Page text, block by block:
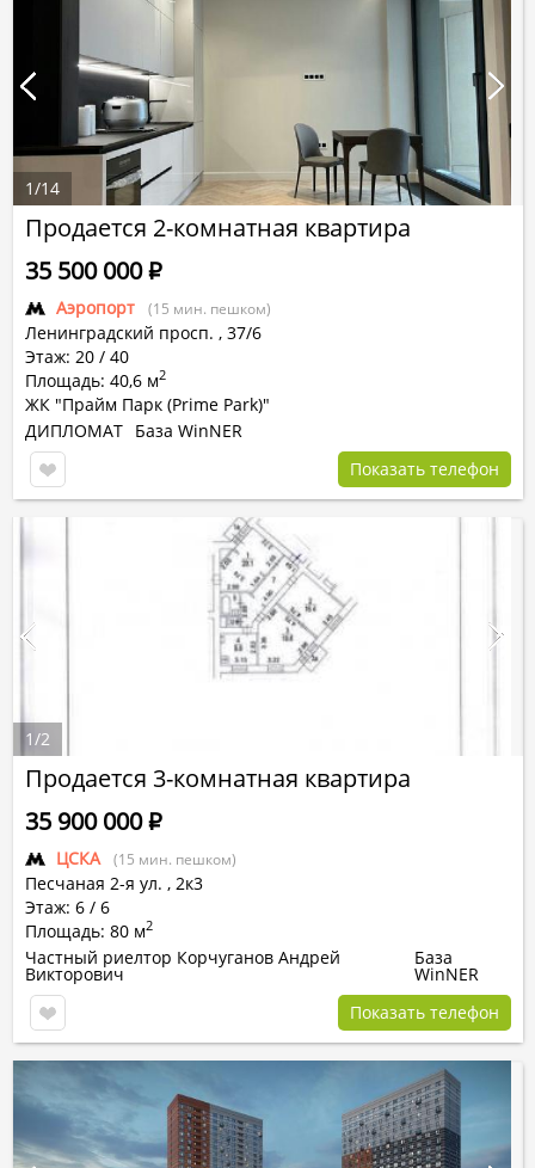
Продается 2-комнатная квартира
Аэропорт (15 мин. пешком)
Ленинградский просп. , 37/6
Этаж: 20 / 40
Площадь: 40,6 м2
ЖК "Прайм Парк (Prime Park)"
35 500 000Р
ДИПЛОМАТ База WinNER
Показать телефон
1/14
Продается 3-комнатная квартира
ЦСКА (15 мин. пешком)
Песчаная 2-я ул. , 2к3
Этаж: 6 / 6
Площадь: 80 м2
35 900 000Р
Частный риелтор Корчуганов Андрей
Викторович
База
WinNER
Показать телефон
1/2